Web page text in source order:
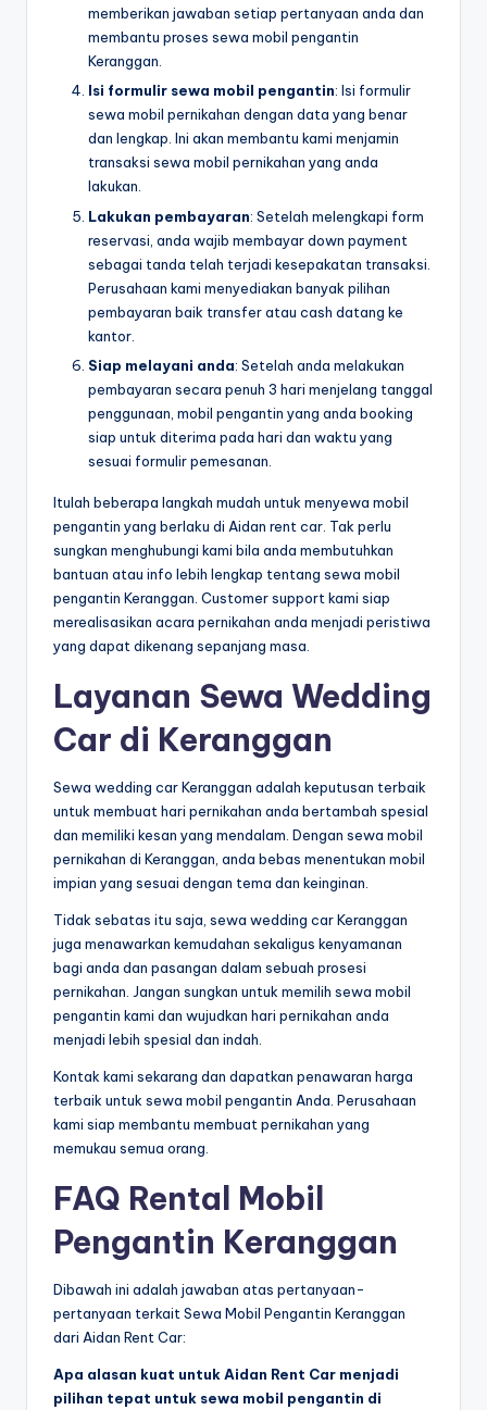
memberikan jawaban setiap pertanyaan anda dan
membantu proses sewa mobil pengantin
Keranggan.
Isi formulir sewa mobil pengantin: Isi formulir
sewa mobil pernikahan dengan data yang benar
dan lengkap. Ini akan membantu kami menjamin
transaksi sewa mobil pernikahan yang anda
lakukan.
Lakukan pembayaran: Setelah melengkapi form
reservasi, anda wajib membayar down payment
sebagai tanda telah terjadi kesepakatan transaksi.
Perusahaan kami menyediakan banyak pilihan
pembayaran baik transfer atau cash datang ke
kantor.
Siap melayani anda: Setelah anda melakukan
pembayaran secara penuh 3 hari menjelang tanggal
penggunaan, mobil pengantin yang anda booking
siap untuk diterima pada hari dan waktu yang
sesuai formulir pemesanan.
Itulah beberapa langkah mudah untuk menyewa mobil
pengantin yang berlaku di Aidan rent car. Tak perlu
sungkan menghubungi kami bila anda membutuhkan
bantuan atau info lebih lengkap tentang sewa mobil
pengantin Keranggan. Customer support kami siap
merealisasikan acara pernikahan anda menjadi peristiwa
yang dapat dikenang sepanjang masa.
Layanan Sewa Wedding
Car di Keranggan
Sewa wedding car Keranggan adalah keputusan terbaik
untuk membuat hari pernikahan anda bertambah spesial
dan memiliki kesan yang mendalam. Dengan sewa mobil
pernikahan di Keranggan, anda bebas menentukan mobil
impian yang sesuai dengan tema dan keinginan.
Tidak sebatas itu saja, sewa wedding car Keranggan
juga menawarkan kemudahan sekaligus kenyamanan
bagi anda dan pasangan dalam sebuah prosesi
pernikahan. Jangan sungkan untuk memilih sewa mobil
pengantin kami dan wujudkan hari pernikahan anda
menjadi lebih spesial dan indah.
Kontak kami sekarang dan dapatkan penawaran harga
terbaik untuk sewa mobil pengantin Anda. Perusahaan
kami siap membantu membuat pernikahan yang
memukau semua orang.
FAQ Rental Mobil
Pengantin Keranggan
Dibawah ini adalah jawaban atas pertanyaan-
pertanyaan terkait Sewa Mobil Pengantin Keranggan
dari Aidan Rent Car:
Apa alasan kuat untuk Aidan Rent Car menjadi
pilihan tepat untuk sewa mobil pengantin di